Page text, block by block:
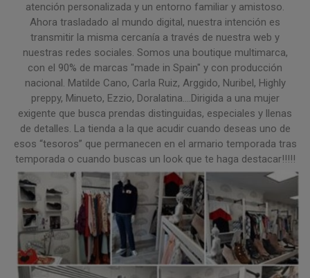
atención personalizada y un entorno familiar y amistoso.
Ahora trasladado al mundo digital, nuestra intención es
transmitir la misma cercanía a través de nuestra web y
nuestras redes sociales. Somos una boutique multimarca,
con el 90% de marcas "made in Spain" y con producción
nacional. Matilde Cano, Carla Ruiz, Arggido, Nuribel, Highly
preppy, Minueto, Ezzio, Doralatina....Dirigida a una mujer
exigente que busca prendas distinguidas, especiales y llenas
de detalles. La tienda a la que acudir cuando deseas uno de
esos “tesoros” que permanecen en el armario temporada tras
temporada o cuando buscas un look que te haga destacar!!!!!